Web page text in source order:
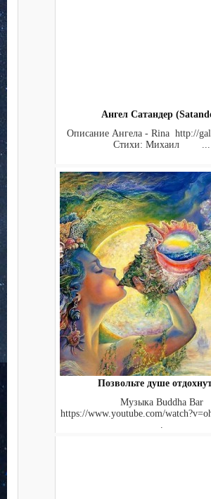
Ангел Сатандер
Описание Ангела - Rina http://
Стихи: Михаил ...
Позвольте душе
Музыка Buddha Bar
https://www.youtube.com/